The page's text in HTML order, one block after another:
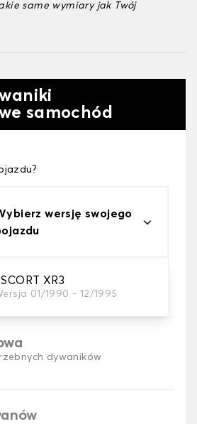
same wymiary jak Twój
samochód
wersję swojego
XR3
01/1990 - 12/1995
samochodowego
dywaników